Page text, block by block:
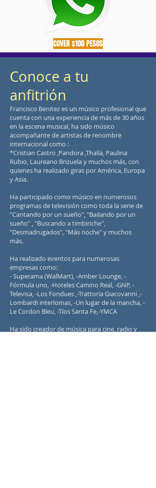
COVER $100 PESOS
Conoce a tu
anfitrión
Francisco Benitez es un músico profesional que
cuenta con una experiencia de más de 30 años
en la escena musical, ha sido músico
acompañante de artistas de renombre
internacional como :
*Cristian Castro ,Pandora ,Thalía, Paulina
Rubio, Laureano Brizuela y muchos más, con
quienes ha realizado giras por América, Europa
y Asia.
Ha participado como músico en numerosos
programas de televisión como toda la serie de
"Cantando por un sueño", "Bailando por un
sueño" , "Buscando a timbiriche",
"Desmadrugados", "Más noche" y muchos
más.
Ha realizado eventos para numerosas
empresas como:
- Superama (WalMart), -Amber Lounge, -
Fórmula uno, -Hoteles Camino Real, -GNP, -
Televisa, -Los Fondues ,-Trattoria Giacovanni ,-
Lombardi interlomas, -Un lugar de la mancha, -
Le Cordon Bleu, -Tíos Santa Fe,-YMCA
Ha sido creador de música para cine, radio y